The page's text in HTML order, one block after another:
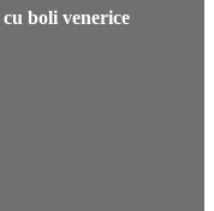
cu boli venerice